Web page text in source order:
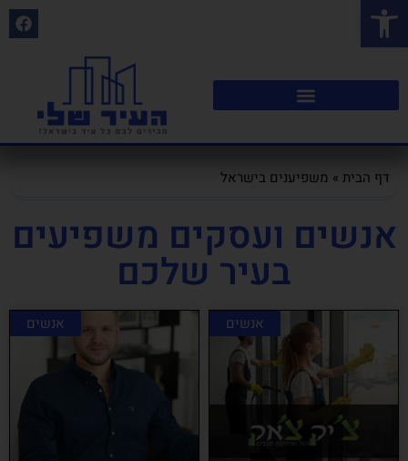
פתח סרגל נגישות
דף הבית » משפיענים בישראל
אנשים ועסקים משפיעים
בעיר שלכם
אנשים אנשים